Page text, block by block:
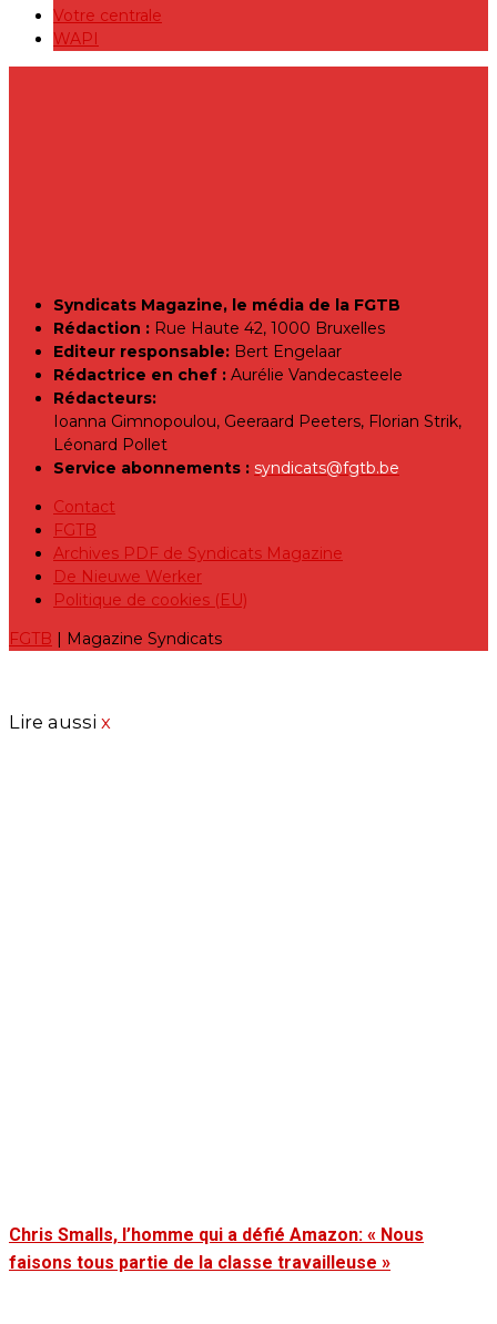
Votre centrale
WAPI
Syndicats Magazine, le média de la FGTB
Rédaction : Rue Haute 42, 1000 Bruxelles
Editeur responsable: Bert Engelaar
Rédactrice en chef : Aurélie Vandecasteele
Rédacteurs:
Ioanna Gimnopoulou, Geeraard Peeters, Florian Strik,
Léonard Pollet
Service abonnements : syndicats@fgtb.be
Contact
FGTB
Archives PDF de Syndicats Magazine
De Nieuwe Werker
Politique de cookies (EU)
FGTB | Magazine Syndicats
Lire aussi x
Chris Smalls, l’homme qui a défié Amazon: « Nous
faisons tous partie de la classe travailleuse »